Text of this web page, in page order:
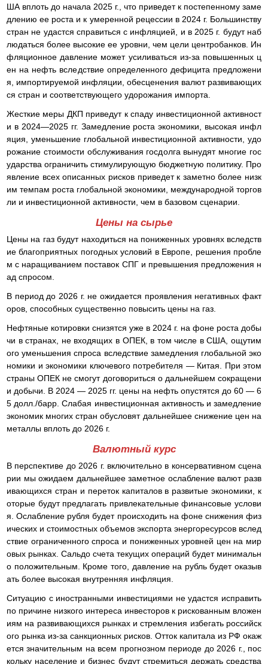
ША вплоть до начала 2025 г., что приведет к постепенному заме
длению ее роста и к умеренной рецессии в 2024 г. Большинству
стран не удастся справиться с инфляцией, и в 2025 г. будут наб
людаться более высокие ее уровни, чем цели центробанков. Ин
фляционное давление может усиливаться из-за повышенных ц
ен на нефть вследствие определенного дефицита предложени
я, импортируемой инфляции, обесценения валют развивающих
ся стран и соответствующего удорожания импорта.
Жесткие меры ДКП приведут к спаду инвестиционной активност
и в 2024—2025 гг. Замедление роста экономики, высокая инфл
яция, уменьшение глобальной инвестиционной активности, удо
рожание стоимости обслуживания госдолга вынудят многие гос
ударства ограничить стимулирующую бюджетную политику. Про
явление всех описанных рисков приведет к заметно более низк
им темпам роста глобальной экономики, международной торгов
ли и инвестиционной активности, чем в базовом сценарии.
Цены на сырье
Цены на газ будут находиться на пониженных уровнях вследств
ие благоприятных погодных условий в Европе, решения пробле
м с наращиванием поставок СПГ и превышения предложения н
ад спросом.
В период до 2026 г. не ожидается проявления негативных факт
оров, способных существенно повысить цены на газ.
Нефтяные котировки снизятся уже в 2024 г. на фоне роста добы
чи в странах, не входящих в ОПЕК, в том числе в США, ощутим
ого уменьшения спроса вследствие замедления глобальной эко
номики и экономики ключевого потребителя — Китая. При этом
страны ОПЕК не смогут договориться о дальнейшем сокращени
и добычи. В 2024 — 2025 гг. цены на нефть опустятся до 60 — 6
5 долл./барр. Слабая инвестиционная активность и замедление
экономик многих стран обусловят дальнейшее снижение цен на
металлы вплоть до 2026 г.
Валютный курс
В перспективе до 2026 г. включительно в консервативном сцена
рии мы ожидаем дальнейшее заметное ослабление валют разв
ивающихся стран и переток капиталов в развитые экономики, к
оторые будут предлагать привлекательные финансовые услови
я. Ослабление рубля будет происходить на фоне снижения физ
ических и стоимостных объемов экспорта энергоресурсов вслед
ствие ограниченного спроса и пониженных уровней цен на мир
овых рынках. Сальдо счета текущих операций будет минимальн
о положительным. Кроме того, давление на рубль будет оказыв
ать более высокая внутренняя инфляция.
Ситуацию с иностранными инвестициями не удастся исправить
по причине низкого интереса инвесторов к рискованным вложен
иям на развивающихся рынках и стремления избегать российск
ого рынка из-за санкционных рисков. Отток капитала из РФ окаж
ется значительным на всем прогнозном периоде до 2026 г., пос
кольку население и бизнес будут стремиться держать средства